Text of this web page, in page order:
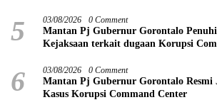
5 03/08/2026 0 Comment
Mantan Pj Gubernur Gorontalo
Kejaksaan terkait dugaan Korupsi
6 03/08/2026 0 Comment
Mantan Pj Gubernur Gorontalo Resmi
Kasus Korupsi Command Center